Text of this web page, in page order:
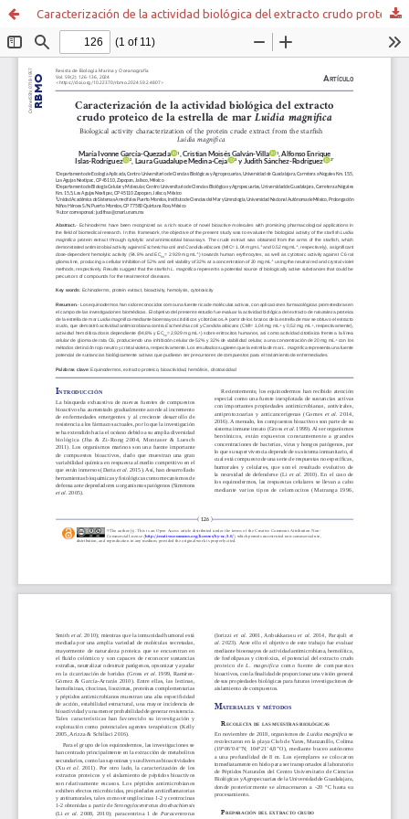
Caracterización de la actividad biológica del extracto crudo proteico de la estrella de mar Luidia magnifica